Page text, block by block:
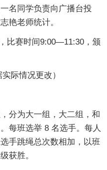
名同学负责向广播台投
艳老师统计。
比赛时间9:00—11:30，颁
际情况更改）
分为大一组，大二组，和
每班选举 8 名选手。每人
手跳绳总次数相加，以班
获胜。